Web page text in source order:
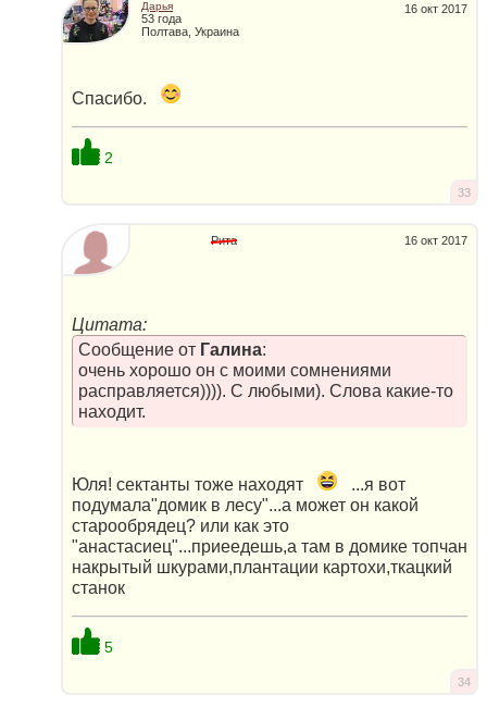
16 окт 2017
Дарья
53 года
Полтава, Украина
Спасибо.
2
33
16 окт 2017
Рита
Цитата:
Сообщение от Галина:
очень хорошо он с моими сомнениями
расправляется)))). С любыми). Слова какие-то
находит.
Юля! сектанты тоже находят
...я вот
подумала"домик в лесу"...а может он какой
старообрядец? или как это
"анастасиец"...приеедешь,а там в домике топчан
накрытый шкурами,плантации картохи,ткацкий
станок
5
34